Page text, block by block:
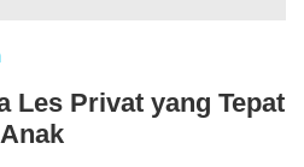
Les Privat yang Tepat